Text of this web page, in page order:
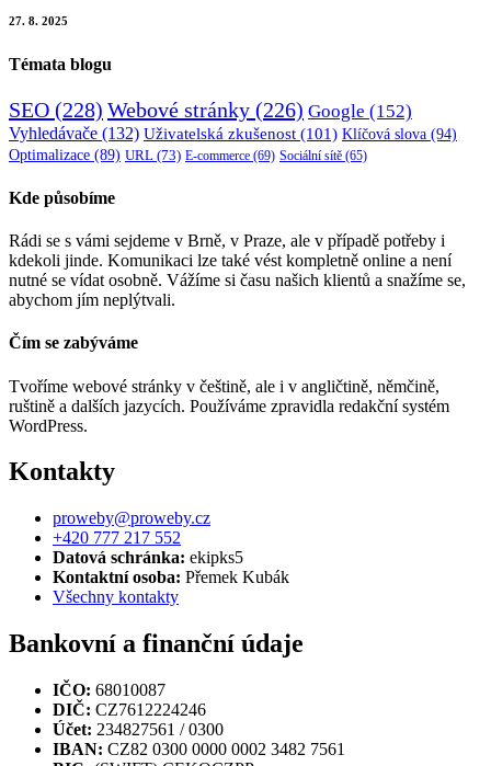
27. 8. 2025
Témata blogu
SEO (228) Webové stránky (226) Google (152)
Vyhledávače (132) Uživatelská zkušenost (101) Klíčová slova (94)
Optimalizace (89) URL (73) E-commerce (69) Sociální sítě (65)
Kde působíme
Rádi se s vámi sejdeme v Brně, v Praze, ale v případě potřeby i
kdekoli jinde. Komunikaci lze také vést kompletně online a není
nutné se vídat osobně. Vážíme si času našich klientů a snažíme se,
abychom jím neplýtvali.
Čím se zabýváme
Tvoříme webové stránky v češtině, ale i v angličtině, němčině,
ruštině a dalších jazycích. Používáme zpravidla redakční systém
WordPress.
Kontakty
proweby@proweby.cz
+420 777 217 552
Datová schránka: ekipks5
Kontaktní osoba: Přemek Kubák
Všechny kontakty
Bankovní a finanční údaje
IČO: 68010087
DIČ: CZ7612224246
Účet: 234827561 / 0300
IBAN: CZ82 0300 0000 0002 3482 7561